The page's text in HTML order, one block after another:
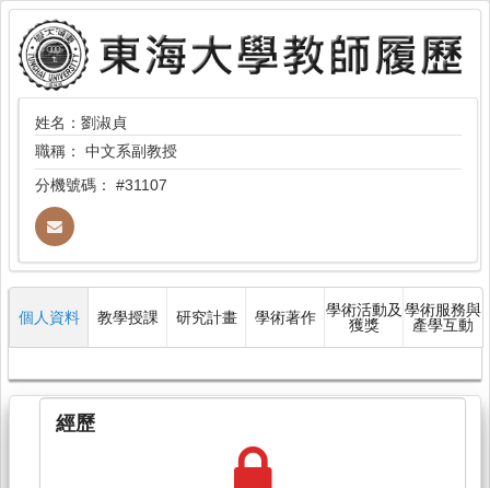
姓名：劉淑貞
職稱： 中文系副教授
分機號碼： #31107
個人資料 教學授課 研究計畫 學術著作 學術活動及
獲獎
學術服務與
產學互動
經歷